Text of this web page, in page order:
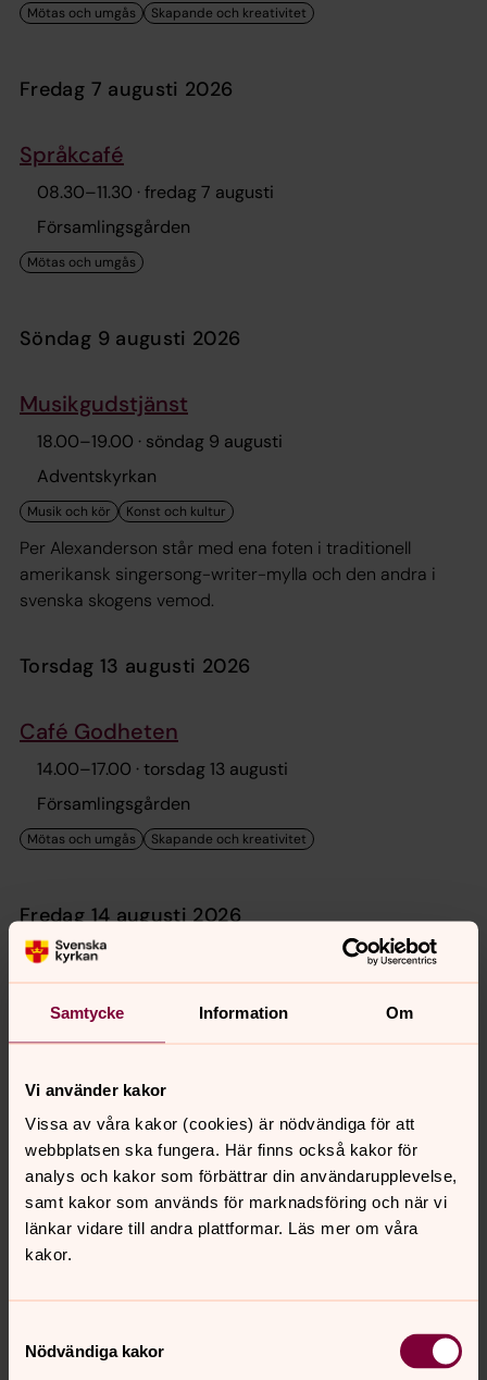
Samtycke Information Om
Vi använder kakor
Vissa av våra kakor (cookies) är nödvändiga för att
webbplatsen ska fungera. Här finns också kakor för
analys och kakor som förbättrar din användarupplevelse,
samt kakor som används för marknadsföring och när vi
länkar vidare till andra plattformar. Läs mer om våra
kakor.
Nödvändiga kakor
fredag 7 augusti 2026
Språkcafé
08.30–11.30 · fredag 7 augusti
Församlingsgården
söndag 9 augusti 2026
Musikgudstjänst
18.00–19.00 · söndag 9 augusti
Adventskyrkan
Per Alexanderson står med ena foten i traditionell
amerikansk singersong-writer-mylla och den andra i
svenska skogens vemod.
torsdag 13 augusti 2026
Café Godheten
14.00–17.00 · torsdag 13 augusti
Församlingsgården
fredag 14 augusti 2026
Språkcafé
08.30–11.30
· fredag 14 augusti
söndag 16 augusti 2026
Mässa
10.00
Adventskyrkan
Präst Johan Arvill, Musiker Sanna Maria Ringshagen